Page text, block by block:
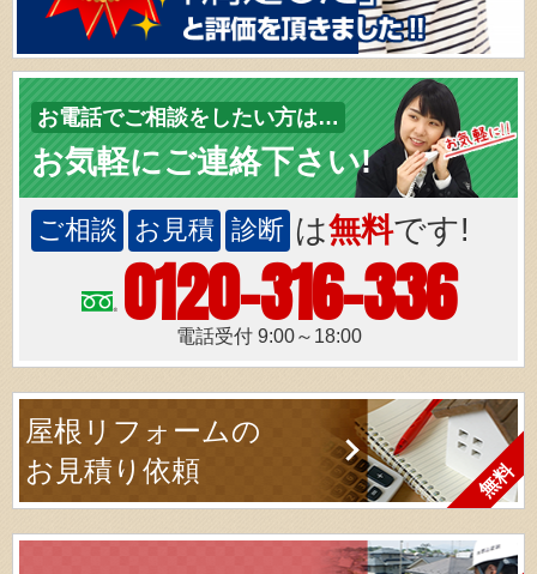
お電話でご相談をしたい方は…
お気軽にご連絡下さい!
ご相談 お見積 診断 は無料です!
0120-316-336
電話受付 9:00～18:00
屋根リフォームの
お見積り依頼